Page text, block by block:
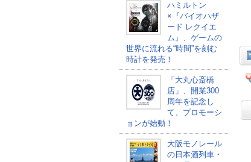
ハミルトン
×『バイオハザ
ード レクイエ
ム』、ゲームの
世界に流れる“時間”を刻む
時計を発売！
「大丸心斎橋
店」、開業300
周年を記念し
て、プロモーシ
ョンが始動！
大阪モノレール
の日本酒列車・